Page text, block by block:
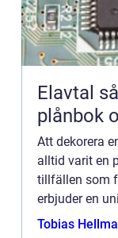
Elavtal så väljer du rätt avtal för
plånbok
Att dekorera
alltid varit en
tillfällen som
erbjuder en
detta genom
Tobias